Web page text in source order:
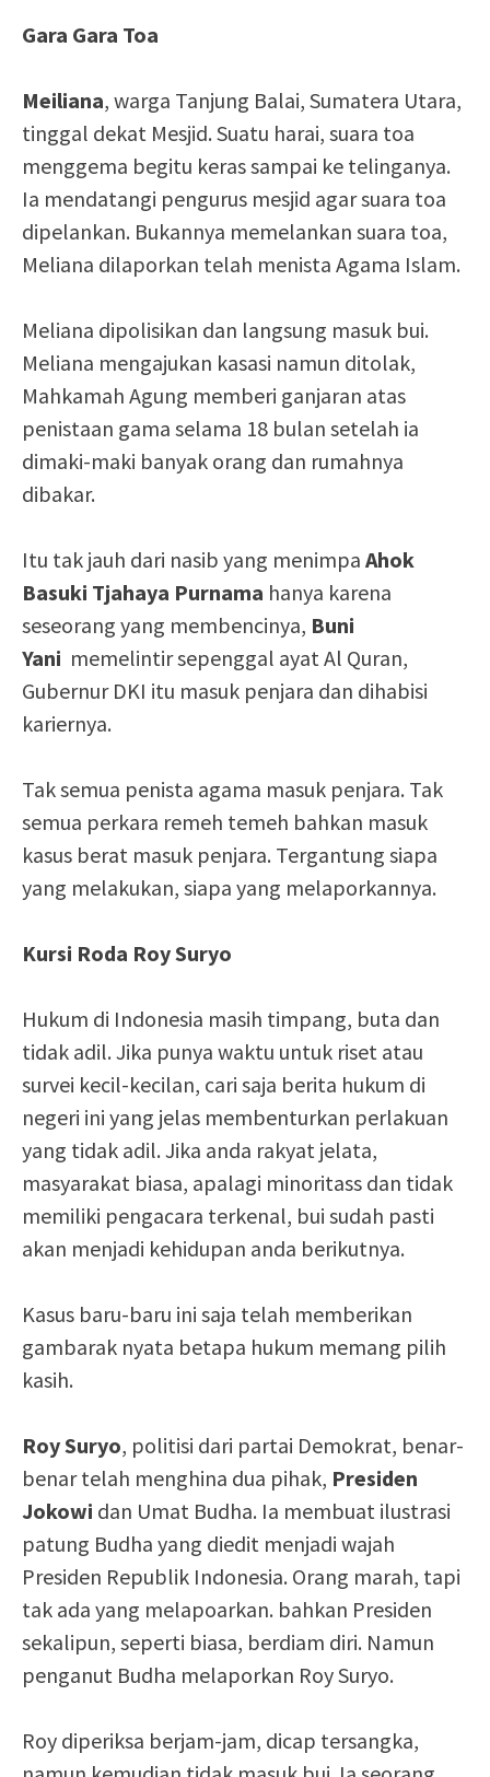
Gara Gara Toa
Meiliana, warga Tanjung Balai, Sumatera Utara,
tinggal dekat Mesjid. Suatu harai, suara toa
menggema begitu keras sampai ke telinganya.
Ia mendatangi pengurus mesjid agar suara toa
dipelankan. Bukannya memelankan suara toa,
Meliana dilaporkan telah menista Agama Islam.
Meliana dipolisikan dan langsung masuk bui.
Meliana mengajukan kasasi namun ditolak,
Mahkamah Agung memberi ganjaran atas
penistaan gama selama 18 bulan setelah ia
dimaki-maki banyak orang dan rumahnya
dibakar.
Itu tak jauh dari nasib yang menimpa Ahok
Basuki Tjahaya Purnama hanya karena
seseorang yang membencinya, Buni
Yani memelintir sepenggal ayat Al Quran,
Gubernur DKI itu masuk penjara dan dihabisi
kariernya.
Tak semua penista agama masuk penjara. Tak
semua perkara remeh temeh bahkan masuk
kasus berat masuk penjara. Tergantung siapa
yang melakukan, siapa yang melaporkannya.
Kursi Roda Roy Suryo
Hukum di Indonesia masih timpang, buta dan
tidak adil. Jika punya waktu untuk riset atau
survei kecil-kecilan, cari saja berita hukum di
negeri ini yang jelas membenturkan perlakuan
yang tidak adil. Jika anda rakyat jelata,
masyarakat biasa, apalagi minoritass dan tidak
memiliki pengacara terkenal, bui sudah pasti
akan menjadi kehidupan anda berikutnya.
Kasus baru-baru ini saja telah memberikan
gambarak nyata betapa hukum memang pilih
kasih.
Roy Suryo, politisi dari partai Demokrat, benar-
benar telah menghina dua pihak, Presiden
Jokowi dan Umat Budha. Ia membuat ilustrasi
patung Budha yang diedit menjadi wajah
Presiden Republik Indonesia. Orang marah, tapi
tak ada yang melapoarkan. bahkan Presiden
sekalipun, seperti biasa, berdiam diri. Namun
penganut Budha melaporkan Roy Suryo.
Roy diperiksa berjam-jam, dicap tersangka,